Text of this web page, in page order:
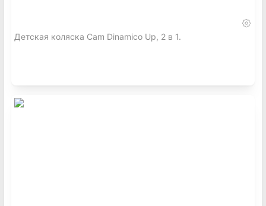
Детская коляска Cam Dinamico Up, 2 в 1.